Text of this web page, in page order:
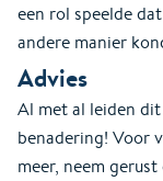
een rol speelde
andere manier
Advies
Al met al leiden
benadering! Voor
meer, neem